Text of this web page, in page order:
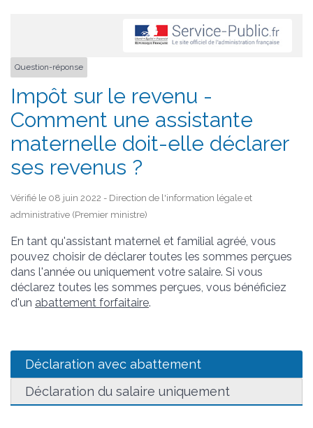
Question-réponse
Impôt sur le revenu -
Comment une assistante
maternelle doit-elle déclarer
ses revenus ?
Vérifié le 08 juin 2022 - Direction de l'information légale et
administrative (Premier ministre)
En tant qu'assistant maternel et familial agréé, vous
pouvez choisir de déclarer toutes les sommes perçues
dans l'année ou uniquement votre salaire. Si vous
déclarez toutes les sommes perçues, vous bénéficiez
d'un abattement forfaitaire.
Déclaration avec abattement
Déclaration du salaire uniquement